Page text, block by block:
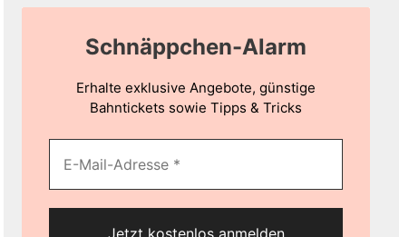
Schnäppchen-Alarm
Erhalte exklusive Angebote, günstige
Bahntickets sowie Tipps & Tricks